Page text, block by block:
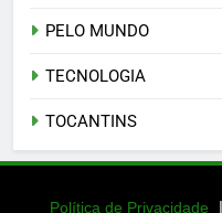
PELO MUNDO
TECNOLOGIA
TOCANTINS
Política de Privacidade |